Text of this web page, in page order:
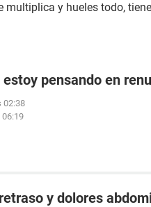
multiplica y hueles todo,
pensando en
02:38
06:19
y dolores